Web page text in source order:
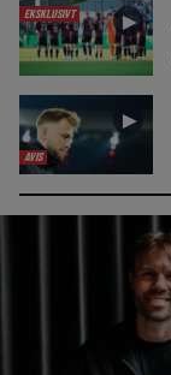
EKSKLUSIVT ►
AVIS
►